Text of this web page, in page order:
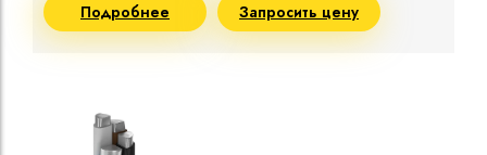
Подробнее Запросить цену